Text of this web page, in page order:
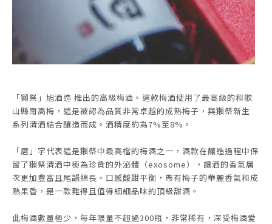
「獺祭」旭酒造 推出的高級梅酒。這款梅酒使用了最高級的和歌
山縣南高梅，這是被認為品質非常卓越的成熟梅子，與獺祭新生
系列清酒結合釀造而成。酒精度約為7%至8%。
「磨」字代表這是獺祭中最高檔的梅酒之一，酒款在釀造過程中保
留了獺祭清酒中極為珍貴的外泌體（exosome），讓酒的香氣層
次更加豐富且尾韻綿長。口感酸甜平衡，帶有梅子的華麗香氣和成
熟果香，是一款難得且值得細細品味的頂級甜酒。
此梅酒數量極少，每年限量不超過300瓶，非常稀有，深受梅酒愛